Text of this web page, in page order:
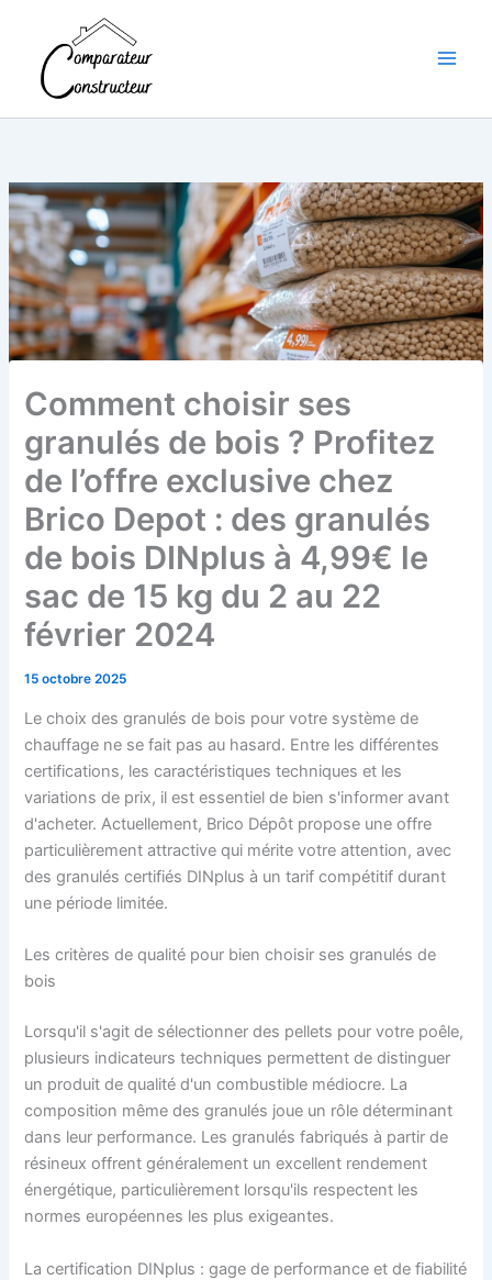
contenu
Comment choisir ses
granulés de bois ? Profitez
de l’offre exclusive chez
Brico Depot : des granulés
de bois DINplus à 4,99€ le
sac de 15 kg du 2 au 22
février 2024
15 octobre 2025
Le choix des granulés de bois pour votre système de
chauffage ne se fait pas au hasard. Entre les différentes
certifications, les caractéristiques techniques et les
variations de prix, il est essentiel de bien s'informer avant
d'acheter. Actuellement, Brico Dépôt propose une offre
particulièrement attractive qui mérite votre attention, avec
des granulés certifiés DINplus à un tarif compétitif durant
une période limitée.
Les critères de qualité pour bien choisir ses granulés de
bois
Lorsqu'il s'agit de sélectionner des pellets pour votre poêle,
plusieurs indicateurs techniques permettent de distinguer
un produit de qualité d'un combustible médiocre. La
composition même des granulés joue un rôle déterminant
dans leur performance. Les granulés fabriqués à partir de
résineux offrent généralement un excellent rendement
énergétique, particulièrement lorsqu'ils respectent les
normes européennes les plus exigeantes.
La certification DINplus : gage de performance et de fiabilité